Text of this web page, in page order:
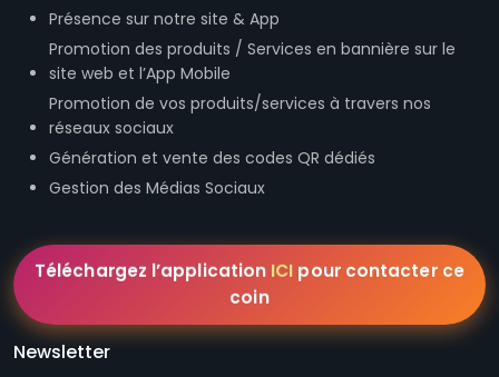
Présence sur notre site & App
Promotion des produits / Services en bannière sur le
site web et l’App Mobile
Promotion de vos produits/services à travers nos
réseaux sociaux
Génération et vente des codes QR dédiés
Gestion des Médias Sociaux
Téléchargez l’applicationICI pour contacter ce
coin
Newsletter